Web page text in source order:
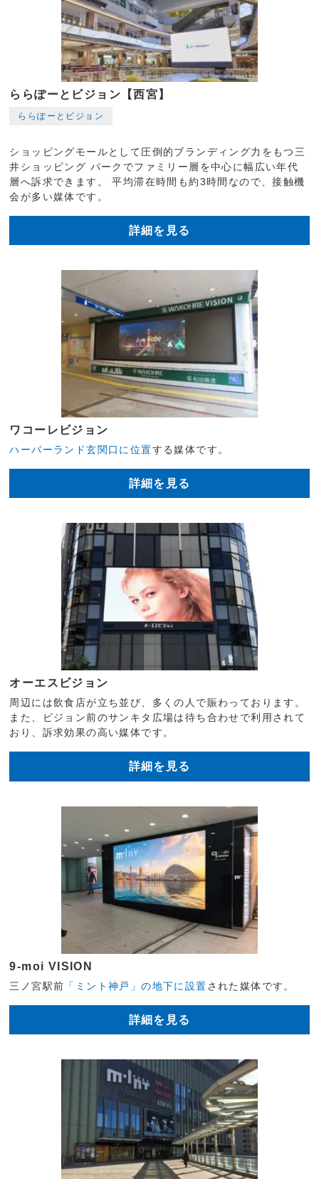
ららぽーとビジョン【西宮】
ららぽーとビジョン
ショッピングモールとして圧倒的ブランディング力をもつ三
井ショッピング パークでファミリー層を中心に幅広い年代
層へ訴求できます。 平均滞在時間も約3時間なので、接触機
会が多い媒体です。
詳細を見る
ワコーレビジョン
ハーバーランド玄関口に位置する媒体です。
詳細を見る
オーエスビジョン
周辺には飲食店が立ち並び、多くの人で賑わっております。
また、ビジョン前のサンキタ広場は待ち合わせで利用されて
おり、訴求効果の高い媒体です。
詳細を見る
9-moi VISION
三ノ宮駅前 「ミント神戸」の地下に設置された媒体です。
詳細を見る